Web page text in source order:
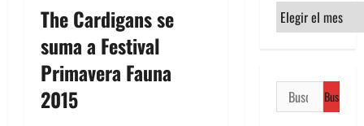
The Cardigans se
suma a Festival
Primavera Fauna
2015
Archivos
Buscar: